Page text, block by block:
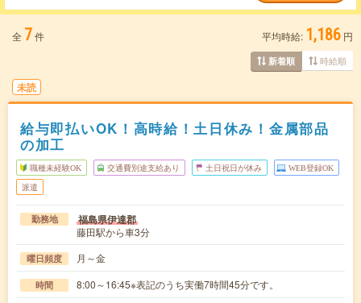
全 7件 平均時給: 1,186 円
新着順 時給順
未読
給与即払いOK！高時給！土日休み！金属部品
の加工
職種未経験OK 交通費別途支給あり 土日祝日が休み WEB登録OK
派遣
勤務地 福島県伊達郡
藤田駅から車3分
曜日頻度 月～金
時間 8:00～16:45※表記のうち実働7時間45分です。